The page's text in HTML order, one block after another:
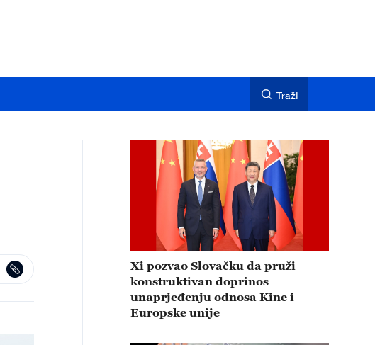
TražI
Xi pozvao Slovačku da pruži
konstruktivan doprinos
unaprjeđenju odnosa Kine i
Europske unije